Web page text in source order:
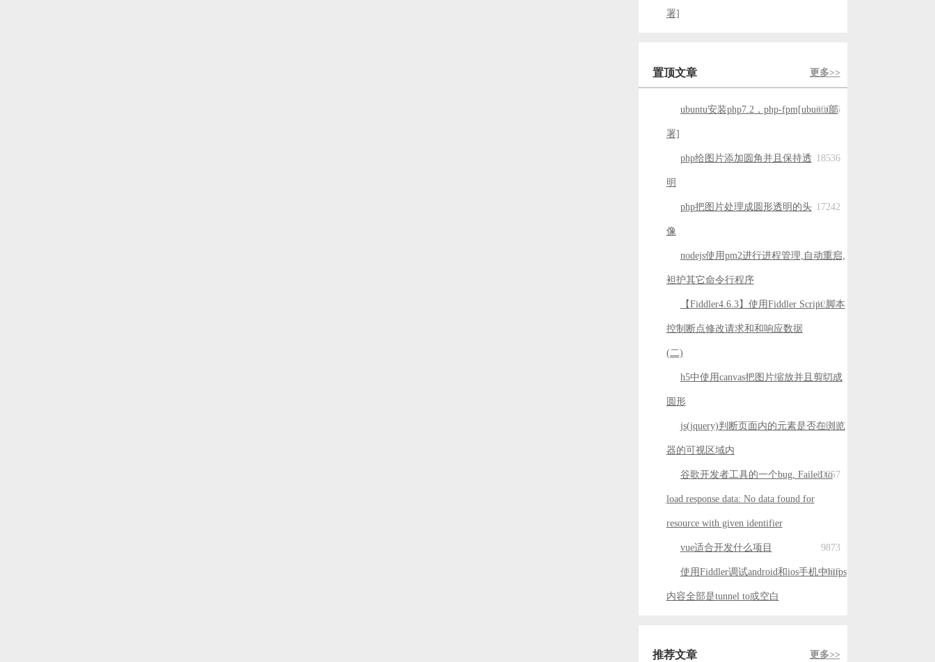
署]
置顶文章 更多>>
ubuntu安装php7.2，php-fpm[ubuntu部
署]
20045
php给图片添加圆角并且保持透
明
18536
php把图片处理成圆形透明的头
像
17242
nodejs使用pm2进行进程管理,自动重启,
袒护其它命令行程序
13538
【Fiddler4.6.3】使用Fiddler Script 脚本
控制断点修改请求和和响应数据
(二)
12194
h5中使用canvas把图片缩放并且剪切成
圆形
11720
js(jquery)判断页面内的元素是否在浏览
器的可视区域内
10618
谷歌开发者工具的一个bug, Failed to
load response data: No data found for
resource with given identifier
10257
vue适合开发什么项目 9873
使用Fiddler调试android和ios手机中https
内容全部是tunnel to或空白
9637
推荐文章 更多>>